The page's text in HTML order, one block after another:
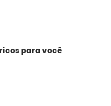
para você